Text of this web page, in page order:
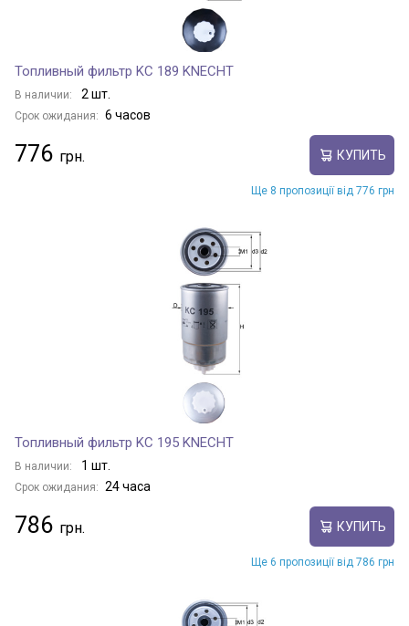
Топливный фильтр KC 189 KNECHT
В наличии: 2 шт.
Срок ожидания: 6 часов
776 КУПИТЬ
Ще 8 пропозиції від 776 грн
Топливный фильтр KC 195 KNECHT
В наличии: 1 шт.
Срок ожидания: 24 часа
786 КУПИТЬ
Ще 6 пропозиції від 786 грн